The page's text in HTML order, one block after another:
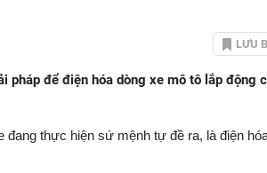
LƯU
để điện hóa dòng xe mô tô lắp động
thực hiện sứ mệnh tự đề ra, là điện